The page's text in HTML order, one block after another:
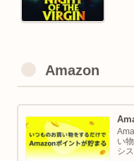
Amazon
い
シ